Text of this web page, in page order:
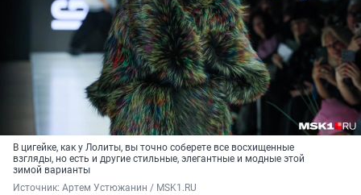
В цигейке, как у Лолиты, вы точно соберете все восхищенные
взгляды, но есть и другие стильные, элегантные и модные этой
зимой варианты
Источник: Артем Устюжанин / MSK1.RU